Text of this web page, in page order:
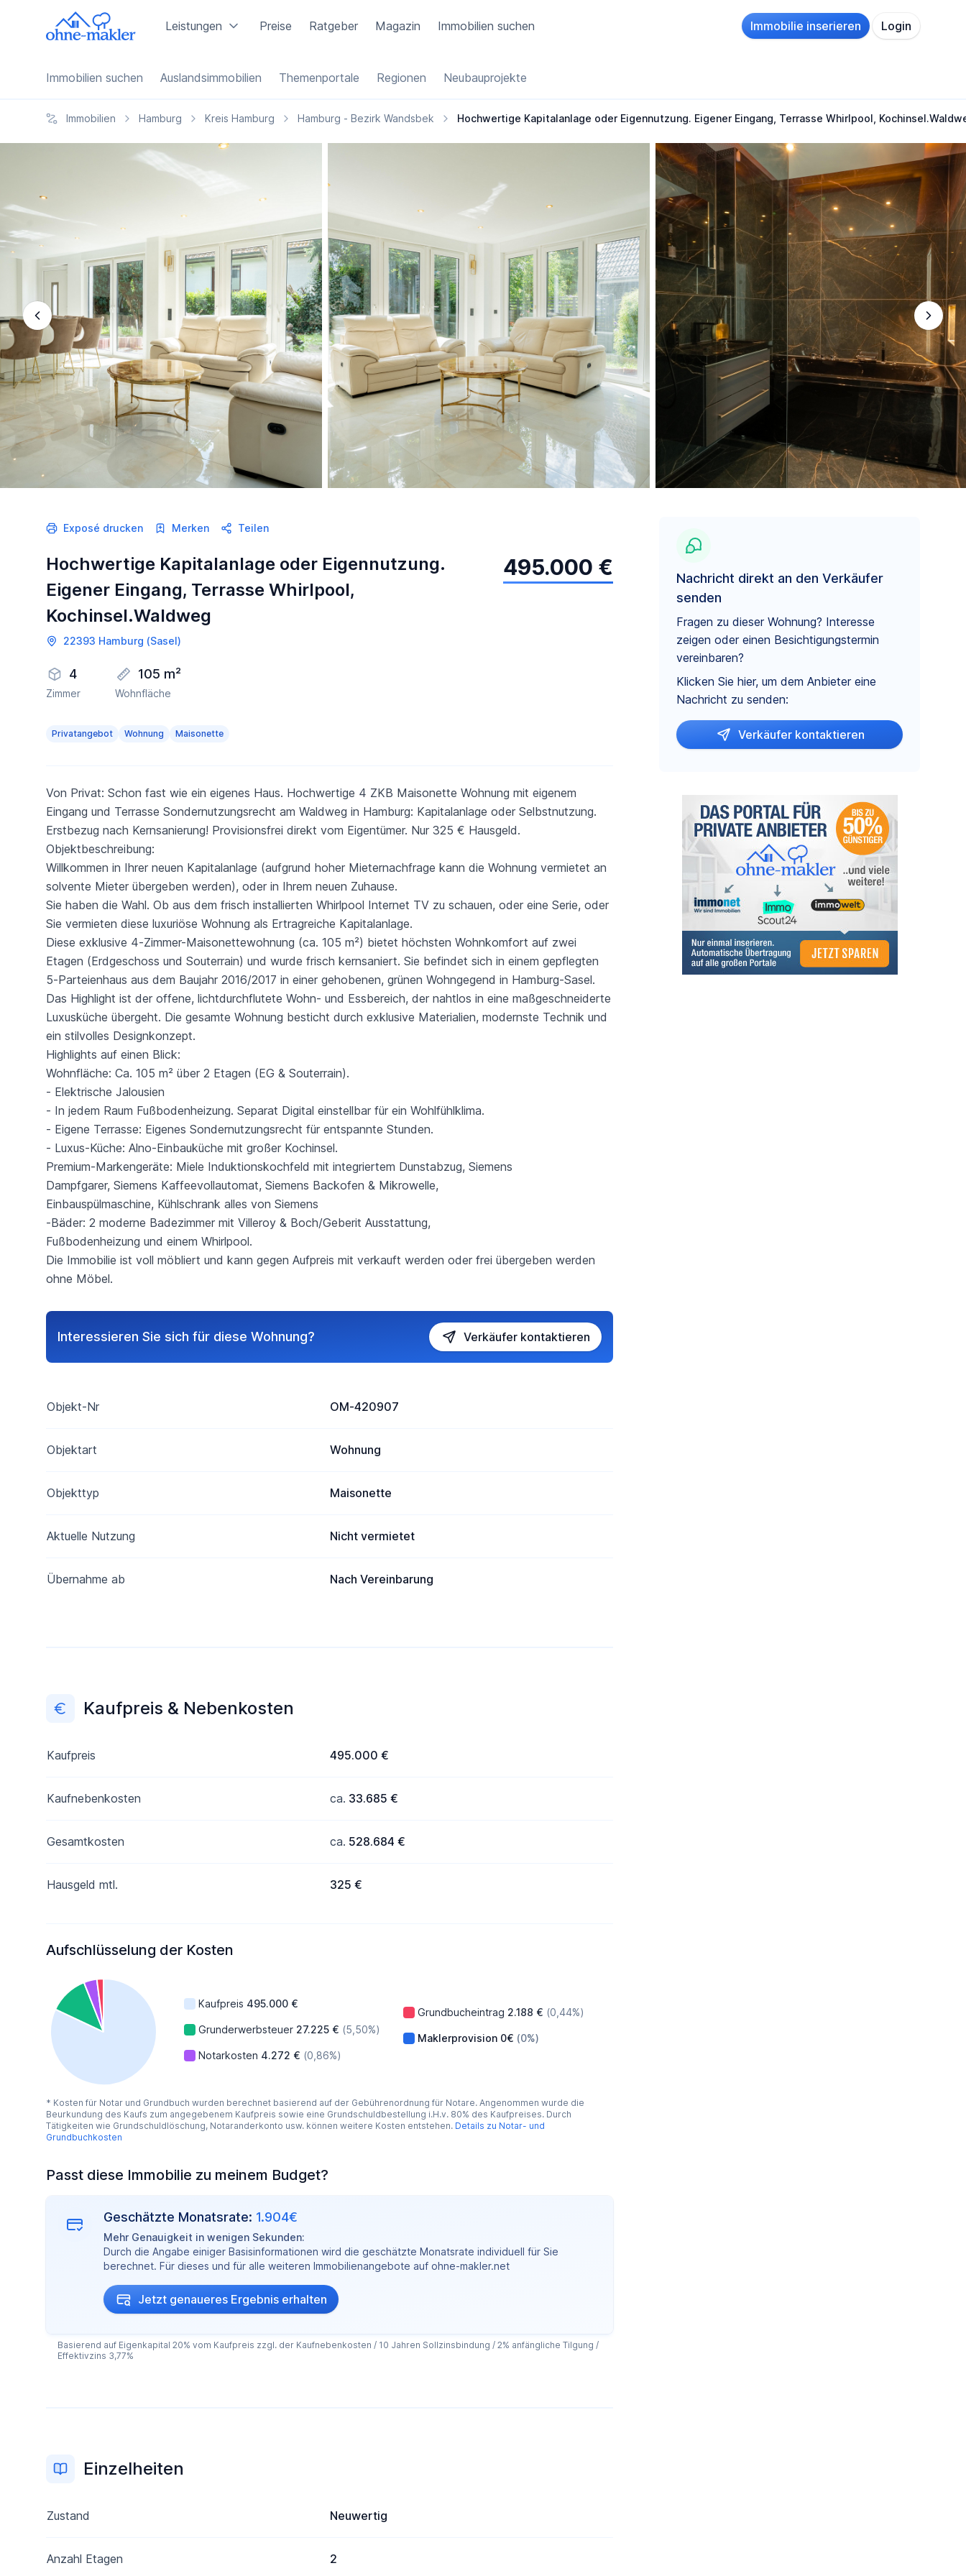
Leistungen Preise Ratgeber Magazin Immobilien suchen Immobilie inserieren Login
Immobilien suchen Auslandsimmobilien Themenportale Regionen Neubauprojekte
Immobilien Hamburg Kreis Hamburg Hamburg - Bezirk Wandsbek Hochwertige Kapitalanlage oder Eigennutzung. Eigener Eingang, Terrasse Whirlpool,
Exposé drucken Merken Teilen
Hochwertige Kapitalanlage oder Eigennutzung.
Eigener Eingang, Terrasse Whirlpool,
Kochinsel.Waldweg
22393 Hamburg (Sasel)
495.000 €
4
Zimmer
105 m²
Wohnfläche
Privatangebot Wohnung Maisonette
Von Privat: Schon fast wie ein eigenes Haus. Hochwertige 4 ZKB Maisonette Wohnung mit eigenem
Eingang und Terrasse Sondernutzungsrecht am Waldweg in Hamburg: Kapitalanlage oder Selbstnutzung.
Erstbezug nach Kernsanierung! Provisionsfrei direkt vom Eigentümer. Nur 325 € Hausgeld.
Objektbeschreibun­g:
Willkommen in Ihrer neuen Kapitalanlage (aufgrund hoher Mieternachfrage kann die Wohnung vermietet an
solvente Mieter übergeben werden), oder in Ihrem neuen Zuhause.
Sie haben die Wahl. Ob aus dem frisch installierten Whirlpool Internet TV zu schauen, oder eine Serie, oder
Sie vermieten diese luxuriöse Wohnung als Ertragreiche Kapitalanlage.
Diese exklusive 4-Zimmer-Maisonettewohnung (ca. 105 m²) bietet höchsten Wohnkomfort auf zwei
Etagen (Erdgeschoss und Souterrain) und wurde frisch kernsaniert. Sie befindet sich in einem gepflegten
5-Parteienhaus aus dem Baujahr 2016/2017 in einer gehobenen, grünen Wohngegend in Hamburg-Sasel.
Das Highlight ist der offene, lichtdurchflutete Wohn- und Essbereich, der nahtlos in eine maßgeschneiderte
Luxusküche übergeht. Die gesamte Wohnung besticht durch exklusive Materialien, modernste Technik und
ein stilvolles Designkonzept.
Highlights auf einen Blick:
Wohnfläche: Ca. 105 m² über 2 Etagen (EG & Souterrain).
- Elektrische Jalousien
- In jedem Raum Fußbodenheizung. Separat Digital einstellbar für ein Wohlfühlklima.
- Eigene Terrasse: Eigenes Sondernutzungsrecht für entspannte Stunden.
- Luxus-Küche: Alno-Einbauküche mit großer Kochinsel.
Premium-Markengeräte: Miele Induktionskochfeld mit integriertem Dunstabzug, Siemens
Dampfgarer, Siemens Kaffeevollautomat, Siemens Backofen & Mikrowelle,
Einbauspülmaschine, Kühlschrank alles von Siemens
-Bäder: 2 moderne Badezimmer mit Villeroy & Boch/Geberit Ausstattung,
Fußbodenheizung und einem Whirlpool.
Die Immobilie ist voll möbliert und kann gegen Aufpreis mit verkauft werden oder frei übergeben werden
ohne Möbel.
Interessieren Sie sich für diese Wohnung? Verkäufer kontaktieren
Objekt-Nr OM-420907
Objektart Wohnung
Objekttyp Maisonette
Aktuelle Nutzung Nicht vermietet
Übernahme ab Nach Vereinbarung
Kaufpreis & Nebenkosten
Kaufpreis 495.000 €
Kaufnebenkosten ca. 33.685 €
Gesamtkosten ca. 528.684 €
Hausgeld mtl. 325 €
Aufschlüsselung der Kosten
Kaufpreis 495.000 €
Grunderwerbsteuer 27.225 € (5,50%)
Notarkosten 4.272 € (0,86%)
Grundbucheintrag 2.188 € (0,44%)
Maklerprovision 0€ (0%)
* Kosten für Notar und Grundbuch wurden berechnet basierend auf der Gebührenordnung für Notare. Angenommen wurde die
Beurkundung des Kaufs zum angegebenem Kaufpreis sowie eine Grundschuldbestellung i.H.v. 80% des Kaufpreises. Durch
Tätigkeiten wie Grundschuldlöschung, Notaranderkonto usw. können weitere Kosten entstehen. Details zu Notar- und
Grundbuchkosten
Passt diese Immobilie zu meinem Budget?
Geschätzte Monatsrate: 1.904€
Mehr Genauigkeit in wenigen Sekunden:
Durch die Angabe einiger Basisinformationen wird die geschätzte Monatsrate individuell für Sie
berechnet. Für dieses und für alle weiteren Immobilienangebote auf ohne-makler.net
Jetzt genaueres Ergebnis erhalten
Basierend auf Eigenkapital 20% vom Kaufpreis zzgl. der Kaufnebenkosten / 10 Jahren Sollzinsbindung / 2% anfängliche Tilgung /
Effektivzins 3,77%
Einzelheiten
Zustand Neuwertig
Anzahl Etagen 2
Nachricht direkt an den Verkäufer
senden
Fragen zu dieser Wohnung? Interesse
zeigen oder einen Besichtigungstermin
vereinbaren?
Klicken Sie hier, um dem Anbieter eine
Nachricht zu senden:
Verkäufer kontaktieren